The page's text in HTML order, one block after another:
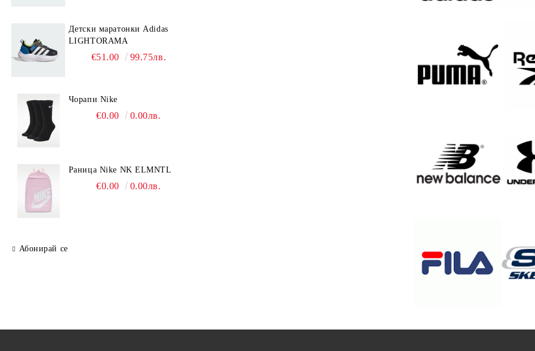
Детски маратонки Adidas
LIGHTORAMA
€51.00 99.75лв.
Чорапи Nike
€0.00 0.00лв.
Раница Nike NK ELMNTL
€0.00 0.00лв.
Абонирай се